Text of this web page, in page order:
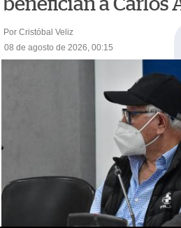
benefician a Carlos
Por Cristóbal Veliz
08 de agosto de 2026, 00:15